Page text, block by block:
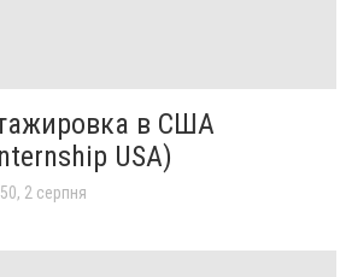
в США
USA)
2 серпня